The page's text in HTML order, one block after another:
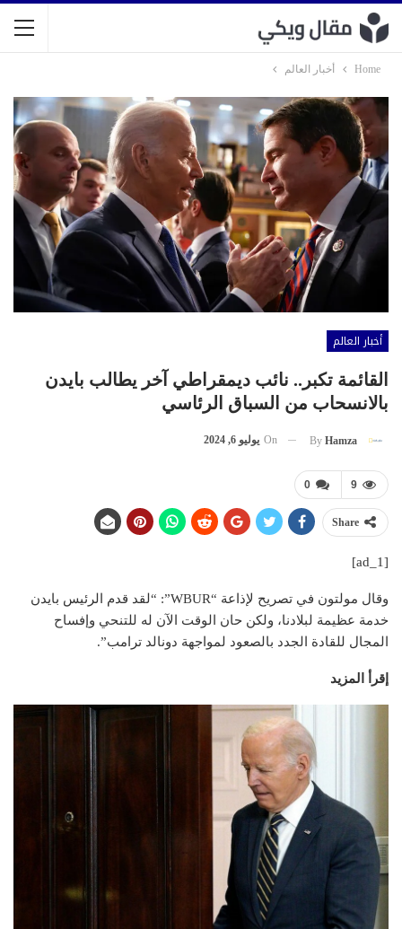
Home أخبار العالم
أخبار العالم
القائمة تكبر.. نائب ديمقراطي آخر يطالب بايدن
بالانسحاب من السباق الرئاسي
By Hamza
On يوليو 6, 2024
0 9
Share
[ad_1]
وقال مولتون في تصريح لإذاعة “WBUR”: “لقد قدم الرئيس بايدن
خدمة عظيمة لبلادنا، ولكن حان الوقت الآن له للتنحي وإفساح
المجال للقادة الجدد بالصعود لمواجهة دونالد ترامب”.
إقرأ المزيد